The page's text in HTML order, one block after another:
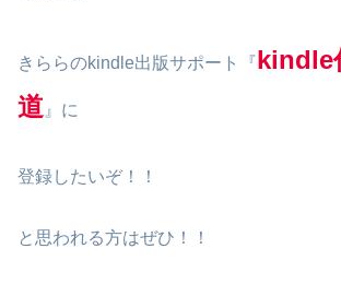
きららのkindle出版サポート『kindle
道 』に
登録したいぞ！！
と思われる方はぜひ！！